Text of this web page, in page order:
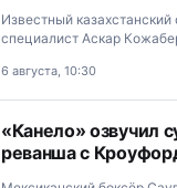
Известный
специалист Аскар
ожиданиями от первого
6 августа, 10:30
«Канело» озвучил
реванша с